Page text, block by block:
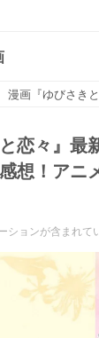
漫画『ゆびさき
恋々』最
想！アニ
ションが含まれて